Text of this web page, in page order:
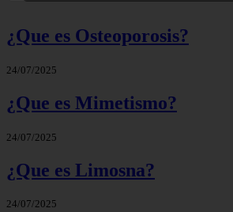
¿Que es Osteoporosis?
24/07/2025
¿Que es Mimetismo?
24/07/2025
¿Que es Limosna?
24/07/2025